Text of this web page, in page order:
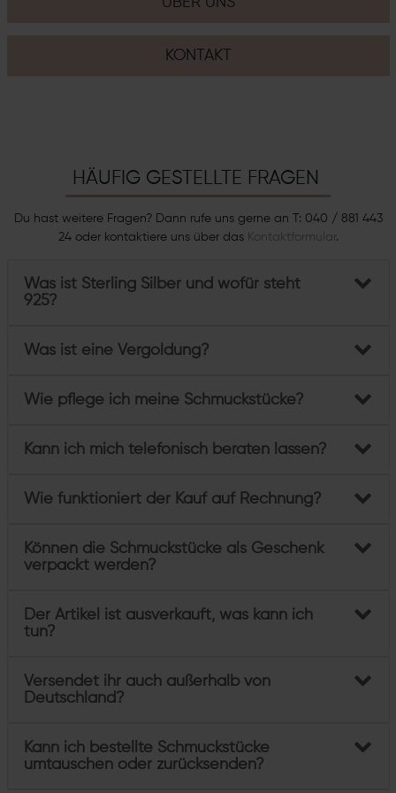
KONTAKT
HÄUFIG GESTELLTE FRAGEN
Du hast weitere Fragen? Dann rufe uns gerne an T: 040 / 881 443
24 oder kontaktiere uns über das
Kontaktformular.
Was ist Sterling Silber und wofür steht
925?
Was ist eine Vergoldung?
Wie pflege ich meine Schmuckstücke?
Kann ich mich telefonisch beraten lassen?
Wie funktioniert der Kauf auf Rechnung?
Können die Schmuckstücke als Geschenk
verpackt werden?
Der Artikel ist ausverkauft, was kann ich
tun?
Versendet ihr auch außerhalb von
Deutschland?
Kann ich bestellte Schmuckstücke
umtauschen oder zurücksenden?